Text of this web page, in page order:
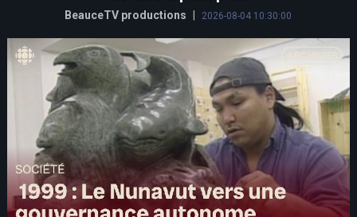
BeauceTV productions | 2026-08-04 10:30:00